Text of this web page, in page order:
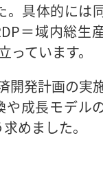
。具体的には
＝域内総生
ています。
開発計画の実
や成長モデル
めました。